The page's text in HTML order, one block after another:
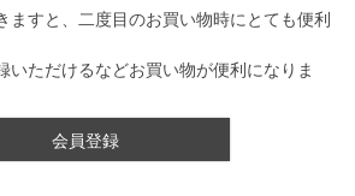
ますと、二度目のお買い物時にとても便利
いただけるなどお買い物が便利になりま
会員登録